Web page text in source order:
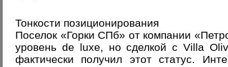
Тонкости позиционирования
Поселок «Горки СПб» от компании
уровень de luxe, но сделкой с Villa
фактически получил этот статус.